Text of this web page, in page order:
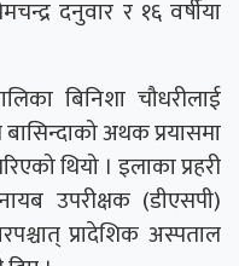
दनुवार र १६ वर्षीया
बिनिशा चौधरीलाई
बासिन्दाको अथक प्रयासमा
थियो । इलाका प्रहरी
उपरीक्षक (डीएसपी)
प्रादेशिक अस्पताल